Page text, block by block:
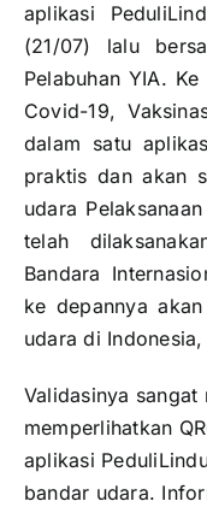
aplikasi
(21/07) lalu
Pelabuhan YIA.
Covid-19,
dalam satu
praktis dan akan
udara
telah
Bandara
ke depannya
udara di
Validasinya
memperlihatkan
aplikasi
bandar udara.